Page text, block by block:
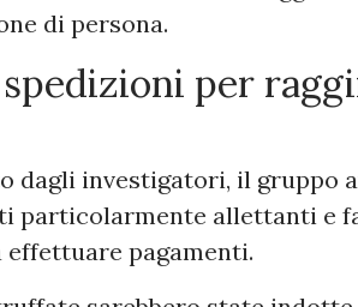
di persona.
per
dagli investigatori, il gruppo
particolarmente allettanti e
pagamenti.